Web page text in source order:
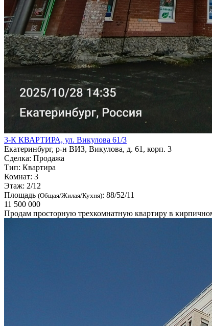
3-К КВАРТИРА, ул. Викулова 61/3
Екатеринбург, р-н ВИЗ, Викулова, д. 61, корп. 3
Сделка: Продажа
Тип: Квартира
Комнат: 3
Этаж: 2/12
Площадь (Общая/Жилая/Кухня): 88/52/11
11 500 000
Продам просторную трехкомнатную квартиру в